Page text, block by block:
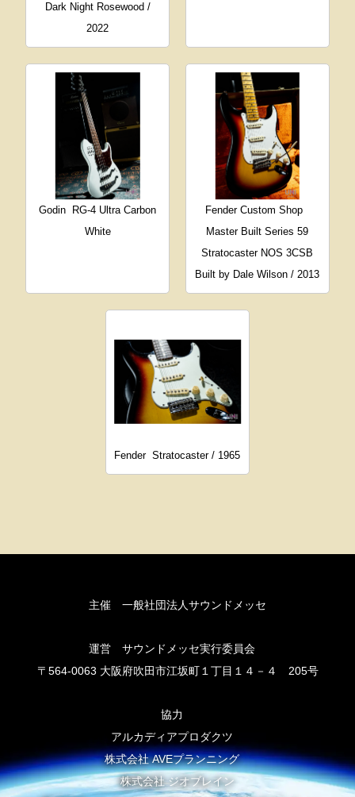
Dark Night Rosewood /
2022
Godin RG-4 Ultra Carbon
White
Fender Custom Shop
Master Built Series 59
Stratocaster NOS 3CSB
Built by Dale Wilson / 2013
Fender Stratocaster / 1965
主催 一般社団法人サウンドメッセ
運営 サウンドメッセ実行委員会
〒564-0063 大阪府吹田市江坂町１丁目１４－４ 205号
協力
アルカディアプロダクツ
株式会社 AVEプランニング
株式会社 ジオブレイン